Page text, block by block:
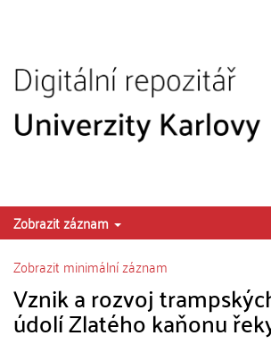
Zobrazit záznam
Zobrazit minimální záznam
Vznik a rozvoj
údolí Zlatého kaňonu